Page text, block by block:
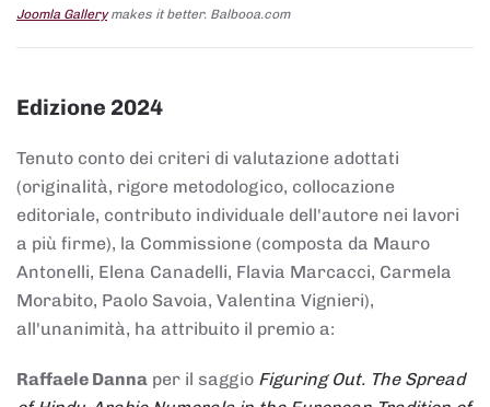
Joomla Gallerymakes it better. Balbooa.com
Edizione 2024
Tenuto conto dei criteri di valutazione adottati
(originalità, rigore metodologico, collocazione
editoriale, contributo individuale dell'autore nei lavori
a più firme), la Commissione (composta da Mauro
Antonelli, Elena Canadelli, Flavia Marcacci, Carmela
Morabito, Paolo Savoia, Valentina Vignieri),
all'unanimità, ha attribuito il premio a:
Raffaele Danna per il saggio Figuring Out. The Spread